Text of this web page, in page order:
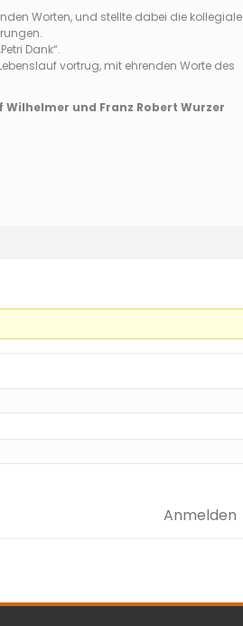
Worten, und stellte dabei die kollegiale
Dank“.
vortrug, mit ehrenden Worte des
und Franz Robert Wurzer
Anmelden